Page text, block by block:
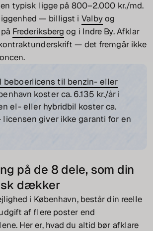
typisk ligge på 800–2.000 kr./md.
— billigst i Valbyog
Frederiksberg og i Indre By. Afklar
— det fremgår ikke
beboerlicens til benzin- eller
koster ca. 6.135 kr./år i
el- eller hybridbil koster ca.
licensen giver ikke garanti for en
på de 8 dele, som din
dækker
i København, består din reelle
af flere poster end
Her er, hvad du altid bør afklare